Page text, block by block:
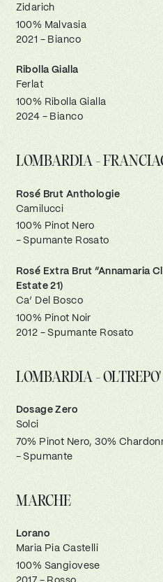
Zidarich
100% Malvasia
2021 - Bianco
Ribolla Gialla
Ferlat
100% Ribolla Gialla
2024 - Bianco
LOMBARDIA -
Rosé Brut Anthologie
Camilucci
100% Pinot Nero
- Spumante Rosato
Rosé Extra Brut “Annamaria
Estate 21)
Ca’ Del Bosco
100% Pinot Noir
2012 - Spumante Rosato
LOMBARDIA - OLTREPO'
Dosage Zero
Solci
70% Pinot Nero, 30%
- Spumante
MARCHE
Lorano
Maria Pia Castelli
100% Sangiovese